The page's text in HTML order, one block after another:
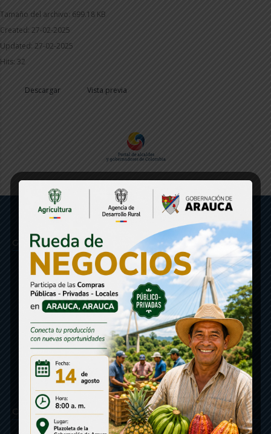
Tamaño del archivo: 699.18 KB
Created: 27-02-2025
Updated: 27-02-2025
Hits: 32
Descargar Vista previa
Gobernación de Arauca
Contáctenos